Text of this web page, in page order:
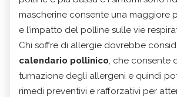
mascherine consente una maggiore
e l’impatto del polline sulle vie
Chi soffre di allergie dovrebbe
calendario pollinico, che consente
turnazione degli allergeni e quindi
rimedi preventivi e rafforzativi per